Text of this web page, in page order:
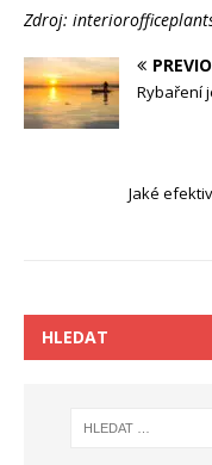
Zdroj:
Rybaření
Jaké
HLEDAT